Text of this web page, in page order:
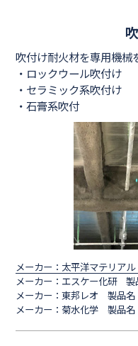
吹付け耐火材を専用機械
・ロックウール吹付け
・セラミック系吹付け
・石膏系吹付
メーカー：太平洋マテリア
メーカー：エスケー化研 製
メーカー：東邦レオ 製品名
メーカー：菊水化学 製品名